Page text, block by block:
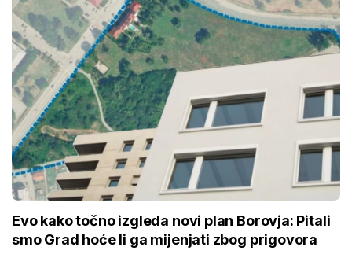
Evo kako točno izgleda novi plan Borovja: Pitali
smo Grad hoće li ga mijenjati zbog prigovora